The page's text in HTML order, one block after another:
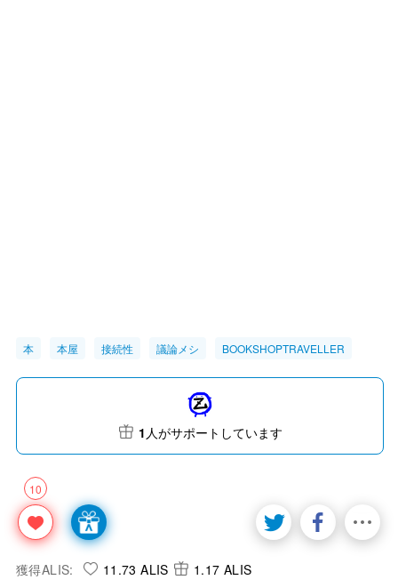
本 本屋 接続性 議論メシ BOOKSHOPTRAVELLER
10
1 人がサポートしています
獲得ALIS: 11.73 ALIS 1.17 ALIS